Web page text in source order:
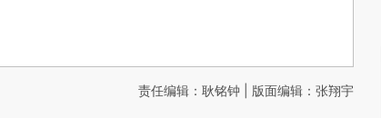
责任编辑：耿铭钟 | 版面编辑：张翔宇